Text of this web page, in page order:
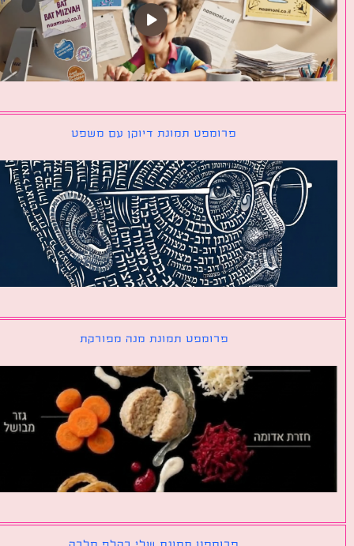
פרומפט תמונת דיוקן עם משפט
פרומפט תמונת מנה מפורקת